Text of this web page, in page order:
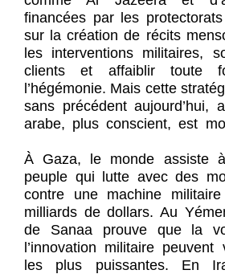
financées par les
sur la création de récits
les interventions militaires,
clients et affaiblir toute
l’hégémonie. Mais cette
sans précédent aujourd’hui,
arabe, plus conscient, est
À Gaza, le monde assiste
peuple qui lutte avec des
contre une machine
milliards de dollars. Au
de Sanaa prouve que la
l’innovation militaire
les plus puissantes. En